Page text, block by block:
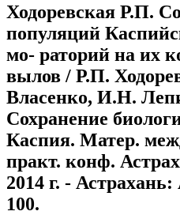
Ходоревская Р.П.
популяций
мо- раторий на их
вылов / Р.П.
Власенко, И.Н.
Сохранение
Каспия. Матер.
практ. конф.
2014 г. -
100.